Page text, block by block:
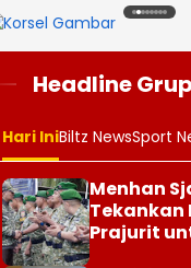
12345678
Headline
Hari IniBiltz NewsSport
Menhan
Tekankan
Prajurit